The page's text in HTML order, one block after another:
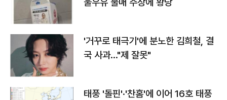
'거꾸로 태극기'에 분노한 김희철, 결
국 사과…"제 잘못"
태풍 '돌핀'·'찬홈'에 이어 16호 태풍